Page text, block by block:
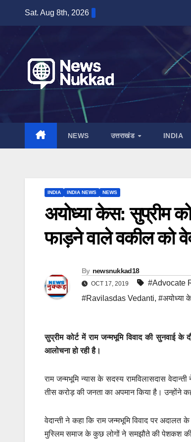
Sat. Aug 8th, 2026
NEWS उत्तराखंड INDIA
INDIA INDIA NEWS NEWS
अयोध्या केस: सुप्रीम
फाड़ने वाले वकील को
By newsnukkad18
OCT 17, 2019 #Advocate
#Ravilasdas Vedanti, #अयोध्या
सुप्रीम कोर्ट में राम जन्मभूमि विवाद की सुनवाई के
आलोचना हो रही है।
राम जन्मभूमि न्यास के सदस्य रामविलासदास
तीस करोड़ की जनता का अपमान किया है। उन्होंने
वेदान्ती ने कहा कि राम जन्मभूमि विवाद पर
मुस्लिम समाज के कुछ लोगों ने समझौते की पेशकश की